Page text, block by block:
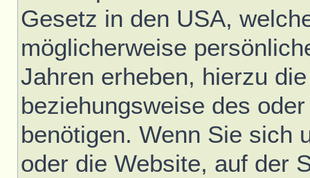
Gesetz in den USA,
möglicherweise
Jahren erheben, hierzu
beziehungsweise des
benötigen. Wenn Sie sich
oder die Website, auf der